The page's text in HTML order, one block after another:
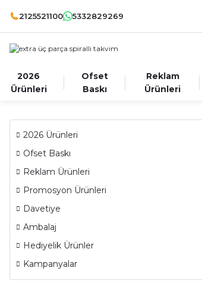
2125521100 5332829269
2026
Ürünleri
Ofset
Baskı
Reklam
Ürünleri
2026 Ürünleri
Ofset Baskı
Reklam Ürünleri
Promosyon Ürünleri
Davetiye
Ambalaj
Hediyelik Ürünler
Kampanyalar